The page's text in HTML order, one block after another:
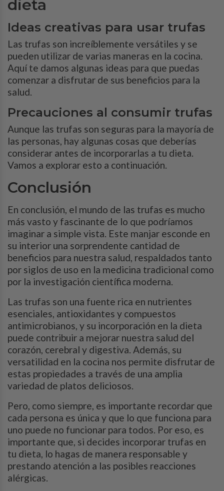
dieta
Ideas creativas para usar trufas
Las trufas son increíblemente versátiles y se
pueden utilizar de varias maneras en la cocina.
Aquí te damos algunas ideas para que puedas
comenzar a disfrutar de sus beneficios para la
salud.
Precauciones al consumir trufas
Aunque las trufas son seguras para la mayoría de
las personas, hay algunas cosas que deberías
considerar antes de incorporarlas a tu dieta.
Vamos a explorar esto a continuación.
Conclusión
En conclusión, el mundo de las trufas es mucho
más vasto y fascinante de lo que podríamos
imaginar a simple vista. Este manjar esconde en
su interior una sorprendente cantidad de
beneficios para nuestra salud, respaldados tanto
por siglos de uso en la medicina tradicional como
por la investigación científica moderna.
Las trufas son una fuente rica en nutrientes
esenciales, antioxidantes y compuestos
antimicrobianos, y su incorporación en la dieta
puede contribuir a mejorar nuestra salud del
corazón, cerebral y digestiva. Además, su
versatilidad en la cocina nos permite disfrutar de
estas propiedades a través de una amplia
variedad de platos deliciosos.
Pero, como siempre, es importante recordar que
cada persona es única y que lo que funciona para
uno puede no funcionar para todos. Por eso, es
importante que, si decides incorporar trufas en
tu dieta, lo hagas de manera responsable y
prestando atención a las posibles reacciones
alérgicas.